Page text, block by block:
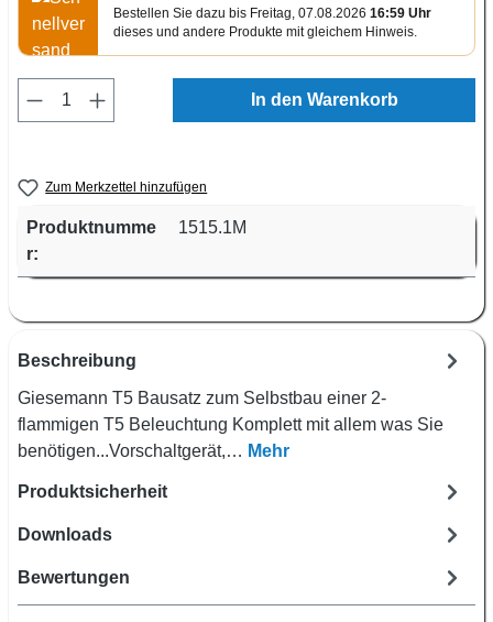
Bestellen Sie dazu bis Freitag, 07.08.2026 16:59 Uhr
dieses und andere Produkte mit gleichem Hinweis.
Produkt Anzahl: Gib den gewünschten
In den Warenkorb
Zum Merkzettel hinzufügen
Produktnumme
r:
1515.1M
Beschreibung
Giesemann T5 Bausatz zum Selbstbau einer 2-
flammigen T5 Beleuchtung Komplett mit allem was Sie
benötigen...Vorschaltgerät,… Mehr
Produktsicherheit
Downloads
Bewertungen